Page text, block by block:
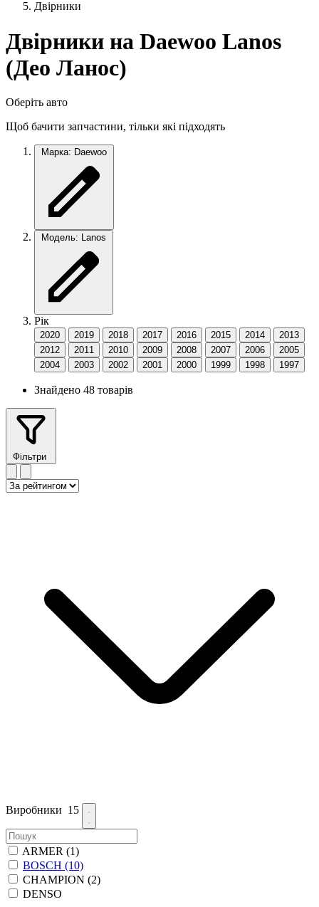
Двірники
Двірники на Daewoo Lanos
(Део Ланос)
Оберіть авто
Щоб бачити запчастини, тільки які підходять
Марка: Daewoo
Модель: Lanos
Рік
2020 2019 2018 2017 2016 2015 2014
2013
2012
2011 2010 2009 2008 2007 2006
2005
2004
2003 2002 2001 2000 1999 1998 1997
Знайдено 48 товарів
Фільтри
Виробники 15
ARMER (1)
BOSCH (10)
CHAMPION (2)
DENSO